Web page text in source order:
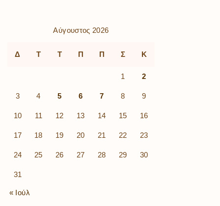
Αύγουστος 2026
Δ Τ Τ Π Π Σ Κ
1 2
3 4 5 6 7 8 9
10 11 12 13 14 15 16
17 18 19 20 21 22 23
24 25 26 27 28 29 30
31
« Ιούλ